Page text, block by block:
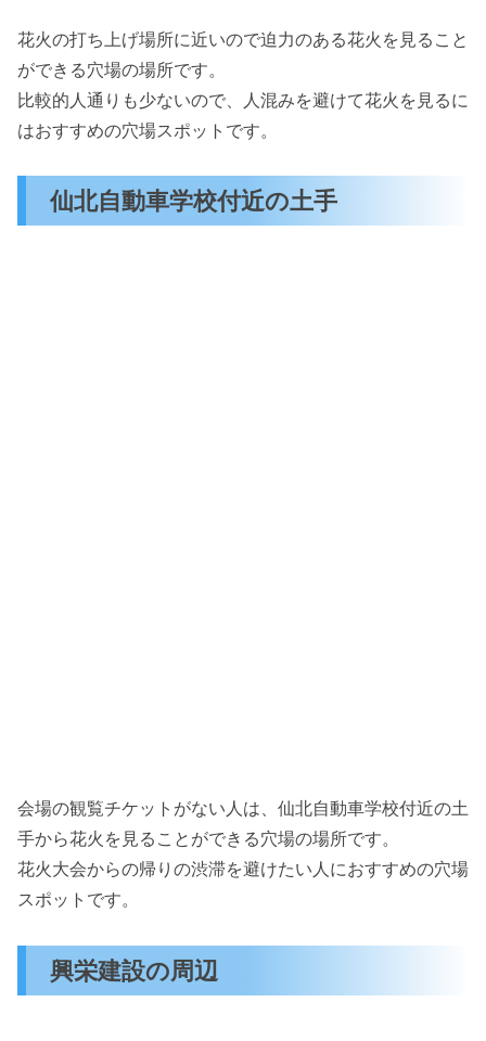
花火の打ち上げ場所に近いので迫力のある花火を見ること
ができる穴場の場所です。
比較的人通りも少ないので、人混みを避けて花火を見るに
はおすすめの穴場スポットです。
仙北自動車学校付近の土手
会場の観覧チケットがない人は、仙北自動車学校付近の土
手から花火を見ることができる穴場の場所です。
花火大会からの帰りの渋滞を避けたい人におすすめの穴場
スポットです。
興栄建設の周辺